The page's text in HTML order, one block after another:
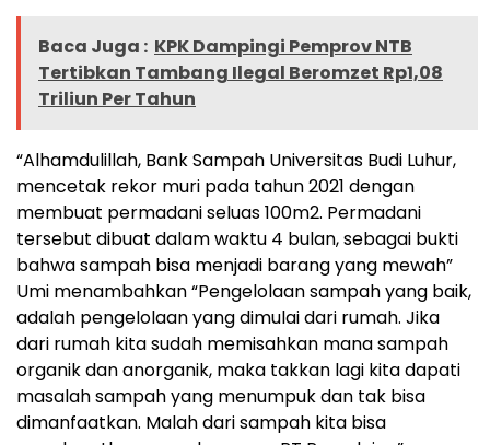
Baca Juga : KPK Dampingi Pemprov NTB
Tertibkan Tambang Ilegal Beromzet Rp1,08
Triliun Per Tahun
“Alhamdulillah, Bank Sampah Universitas Budi Luhur,
mencetak rekor muri pada tahun 2021 dengan
membuat permadani seluas 100m2. Permadani
tersebut dibuat dalam waktu 4 bulan, sebagai bukti
bahwa sampah bisa menjadi barang yang mewah”
Umi menambahkan “Pengelolaan sampah yang baik,
adalah pengelolaan yang dimulai dari rumah. Jika
dari rumah kita sudah memisahkan mana sampah
organik dan anorganik, maka takkan lagi kita dapati
masalah sampah yang menumpuk dan tak bisa
dimanfaatkan. Malah dari sampah kita bisa